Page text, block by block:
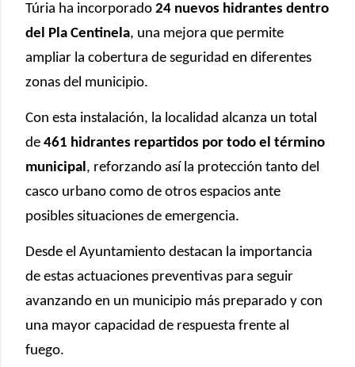
Túria ha incorporado 24 nuevos hidrantes dentro
del Pla Centinela, una mejora que permite
ampliar la cobertura de seguridad en diferentes
zonas del municipio.
Con esta instalación, la localidad alcanza un total
de 461 hidrantes repartidos por todo el término
municipal , reforzando así la protección tanto del
casco urbano como de otros espacios ante
posibles situaciones de emergencia.
Desde el Ayuntamiento destacan la importancia
de estas actuaciones preventivas para seguir
avanzando en un municipio más preparado y con
una mayor capacidad de respuesta frente al
fuego.